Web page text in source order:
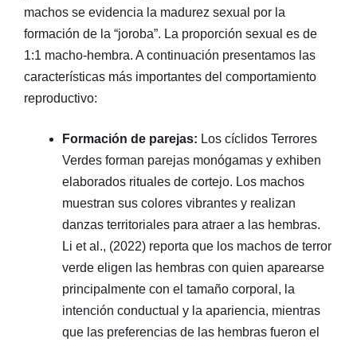
machos se evidencia la madurez sexual por la
formación de la “joroba”. La proporción sexual es de
1:1 macho-hembra. A continuación presentamos las
características más importantes del comportamiento
reproductivo:
Formación de parejas: Los cíclidos Terrores
Verdes forman parejas monógamas y exhiben
elaborados rituales de cortejo. Los machos
muestran sus colores vibrantes y realizan
danzas territoriales para atraer a las hembras.
Li et al., (2022) reporta que los machos de terror
verde eligen las hembras con quien aparearse
principalmente con el tamaño corporal, la
intención conductual y la apariencia, mientras
que las preferencias de las hembras fueron el